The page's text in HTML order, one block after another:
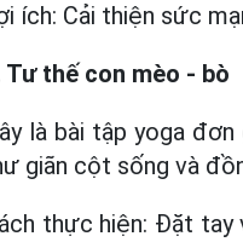
ích: Cải thiện sức
Tư thế con mèo - bò
là bài tập yoga đơn
giãn cột sống và
thực hiện: Đặt tay